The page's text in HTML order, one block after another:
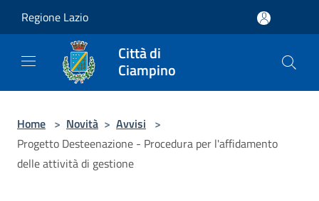
Regione Lazio
Città di
Ciampino
Home > Novità > Avvisi >
Progetto Desteenazione - Procedura per l'affidamento
delle attività di gestione